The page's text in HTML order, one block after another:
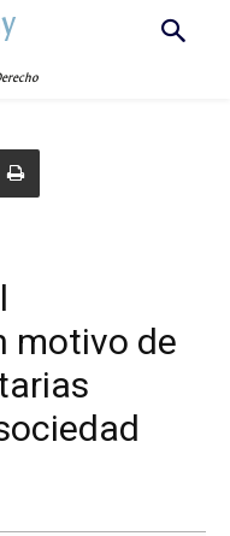
motivo de